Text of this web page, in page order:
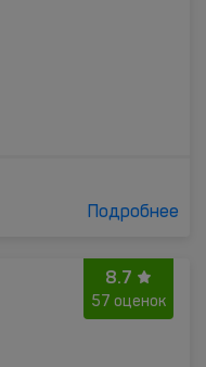
Подробнее
8.7
57 оценок